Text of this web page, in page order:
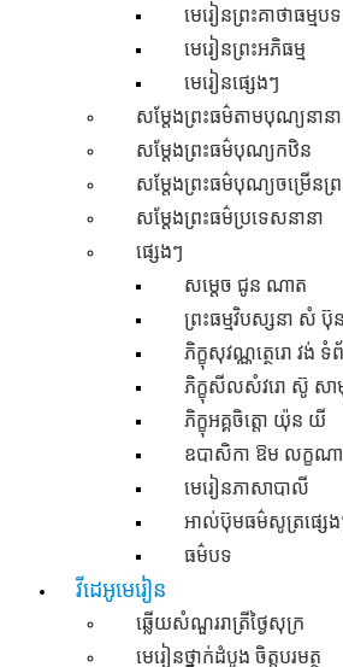
មេរៀនព្រះគាថាធម្មបទ
មេរៀនព្រះអភិធម្ម
មេរៀនផ្សេងៗ
សម្តែងព្រះធម៌តាមបុណ្យនានា
សម្តែងព្រះធម៌បុណ្យកឋិន
សម្តែងព្រះធម៌បុណ្យចម្រើនព្រ
សម្តែងព្រះធម៌ប្រទេសនានា
ផ្សេងៗ
សម្តេច ជូន ណាត
ព្រះធម្មវិបស្សនា សំ ប៊ុ
ភិក្ខុសុវណ្ណត្ថេរោ វង់ ទំព័
ភិក្ខុសីលសំវរោ ស៊ូ សា
ភិក្ខុអគ្គចិត្តោ យ៉ុន យី
ឧបាសិកា ឱម លក្ខណា
មេរៀនភាសាបាលី
អាល់ប៊ុមធម៌សូត្រផ្សេង
ធម៌បទ
វីដេអូមេរៀន
ឆ្លើយសំណួររាត្រីថ្ងៃសុក្រ
មេរៀនថ្នាក់ដំបូង ចិត្តបរមត្ថ